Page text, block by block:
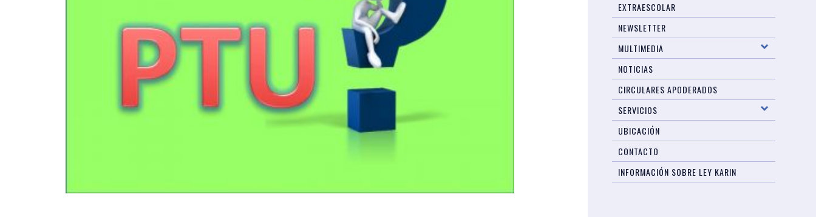
EXTRAESCOLAR
NEWSLETTER
MULTIMEDIA
NOTICIAS
CIRCULARES APODERADOS
SERVICIOS
UBICACIÓN
CONTACTO
INFORMACIÓN SOBRE LEY KARIN